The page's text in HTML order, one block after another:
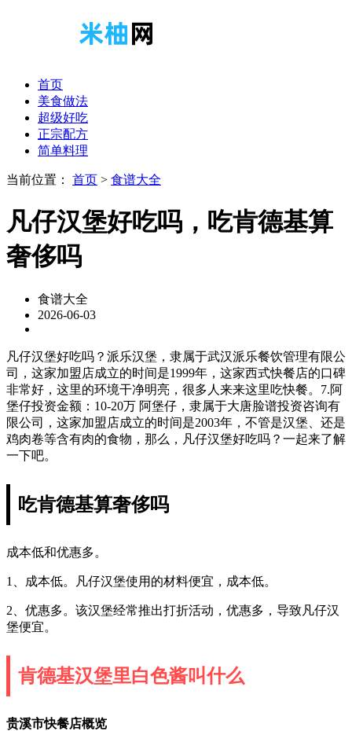
首页
美食做法
超级好吃
正宗配方
简单料理
当前位置： 首页 > 食谱大全
凡仔汉堡好吃吗，吃肯德基算
奢侈吗
食谱大全
2026-06-03
凡仔汉堡好吃吗？派乐汉堡，隶属于武汉派乐餐饮管理有限公
司，这家加盟店成立的时间是1999年，这家西式快餐店的口碑
非常好，这里的环境干净明亮，很多人来来这里吃快餐。7.阿
堡仔投资金额：10-20万 阿堡仔，隶属于大唐脸谱投资咨询有
限公司，这家加盟店成立的时间是2003年，不管是汉堡、还是
鸡肉卷等含有肉的食物，那么，凡仔汉堡好吃吗？一起来了解
一下吧。
吃肯德基算奢侈吗
成本低和优惠多。
1、成本低。凡仔汉堡使用的材料便宜，成本低。
2、优惠多。该汉堡经常推出打折活动，优惠多，导致凡仔汉
堡便宜。
肯德基汉堡里白色酱叫什么
贵溪市快餐店概览